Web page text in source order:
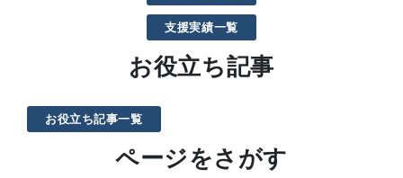
支援実績一覧
お役立ち記事
お役立ち記事一覧
ページをさがす